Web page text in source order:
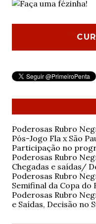
Poderosas Rubro
Pós-Jogo Fla x São
Participação no
Poderosas Rubro
Chegadas e saídas/
Poderosas Rubro
Semifinal da Copa
Poderosas Rubro
e Saídas, Decisão no